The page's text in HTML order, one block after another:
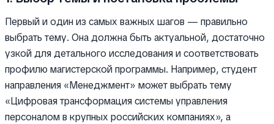
Первый и один из самых важных шагов — правильно
выбрать тему. Она должна быть актуальной, достаточно
узкой для детального исследования и соответствовать
профилю магистерской программы. Например, студент
направления «Менеджмент» может выбрать тему
«Цифровая трансформация системы управления
персоналом в крупных российских компаниях», а